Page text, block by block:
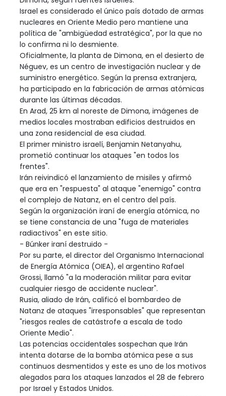
Israel es considerado el único país dotado de armas
nucleares en Oriente Medio pero mantiene una
política de "ambigüedad estratégica", por la que no
lo confirma ni lo desmiente.
Oficialmente, la planta de Dimona, en el desierto de
Néguev, es un centro de investigación nuclear y de
suministro energético. Según la prensa extranjera,
ha participado en la fabricación de armas atómicas
durante las últimas décadas.
En Arad, 25 km al noreste de Dimona, imágenes de
medios locales mostraban edificios destruidos en
una zona residencial de esa ciudad.
El primer ministro israelí, Benjamin Netanyahu,
prometió continuar los ataques "en todos los
frentes".
Irán reivindicó el lanzamiento de misiles y afirmó
que era en "respuesta" al ataque "enemigo" contra
el complejo de Natanz, en el centro del país.
Según la organización iraní de energía atómica, no
se tiene constancia de una "fuga de materiales
radiactivos" en este sitio.
- Búnker iraní destruido -
Por su parte, el director del Organismo Internacional
de Energía Atómica (OIEA), el argentino Rafael
Grossi, llamó "a la moderación militar para evitar
cualquier riesgo de accidente nuclear".
Rusia, aliado de Irán, calificó el bombardeo de
Natanz de ataques "irresponsables" que representan
"riesgos reales de catástrofe a escala de todo
Oriente Medio".
Las potencias occidentales sospechan que Irán
intenta dotarse de la bomba atómica pese a sus
continuos desmentidos y este es uno de los motivos
alegados para los ataques lanzados el 28 de febrero
por Israel y Estados Unidos.